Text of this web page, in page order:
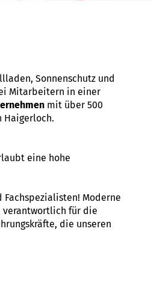
Sonnenschutz und
Mitarbeitern in einer
mit über 500
Haigerloch.
eine hohe
Moderne
verantwortlich für die
die unseren